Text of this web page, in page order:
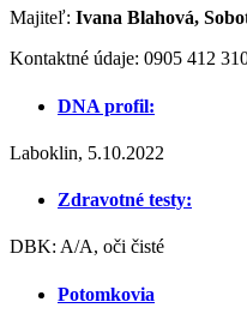
Majiteľ: Ivana Blahová,
Kontaktné údaje: 0905 412
DNA profil:
Laboklin, 5.10.2022
Zdravotné testy:
DBK: A/A, oči čisté
Potomkovia